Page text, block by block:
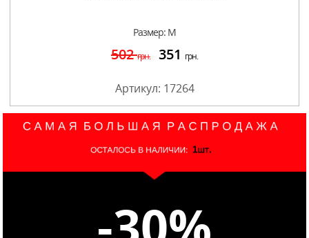
Размер: M
502грн. 351 грн.
Артикул: 17264